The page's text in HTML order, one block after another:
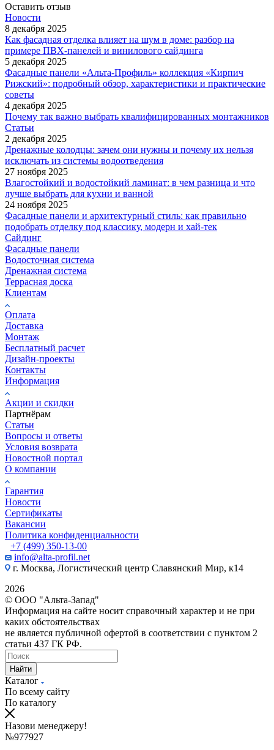
Оставить отзыв
Новости
8 декабря 2025
Как фасадная отделка влияет на шум в доме: разбор на
примере ПВХ-панелей и винилового сайдинга
5 декабря 2025
Фасадные панели «Альта-Профиль» коллекция «Кирпич
Рижский»: подробный обзор, характеристики и практические
советы
4 декабря 2025
Почему так важно выбрать квалифицированных монтажников
Статьи
2 декабря 2025
Дренажные колодцы: зачем они нужны и почему их нельзя
исключать из системы водоотведения
27 ноября 2025
Влагостойкий и водостойкий ламинат: в чем разница и что
лучше выбрать для кухни и ванной
24 ноября 2025
Фасадные панели и архитектурный стиль: как правильно
подобрать отделку под классику, модерн и хай-тек
Сайдинг
Фасадные панели
Водосточная система
Дренажная система
Террасная доска
Клиентам
Оплата
Доставка
Монтаж
Бесплатный расчет
Дизайн-проекты
Контакты
Информация
Акции и скидки
Партнёрам
Статьи
Вопросы и ответы
Условия возврата
Новостной портал
О компании
Гарантия
Новости
Сертификаты
Вакансии
Политика конфиденциальности
+7 (499) 350-13-00
info@alta-profil.net
г. Москва, Логистический центр Славянский Мир, к14
2026
© ООО "Альта-Запад"
Информация на сайте носит справочный характер и не при
каких обстоятельствах
не является публичной офертой в соответствии с пунктом 2
статьи 437 ГК РФ.
Найти
Каталог
По всему сайту
По каталогу
Назови менеджеру!
№977927